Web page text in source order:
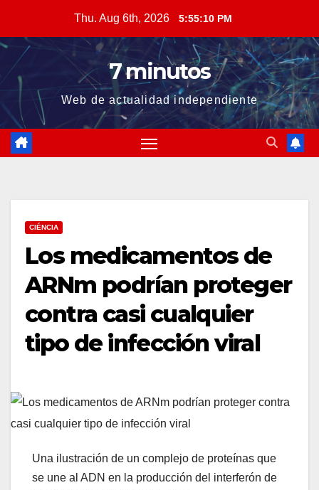
content
Thu. Aug 6th, 2026 5:55:11 PM
7 minutos
Web de actualidad independiente
CIÉNCIA
Los medicamentos de
ARNm podrían proteger
contra casi cualquier
tipo de infección viral
Una ilustración de un complejo de proteínas que
se une al ADN en la producción del interferón de